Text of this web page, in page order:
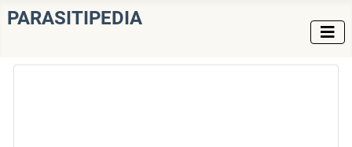
PARASITIPEDIA